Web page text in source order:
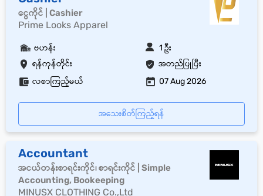
ငွေကိုင် | Cashier
Prime Looks Apparel
ရန်ကုန်တိုင်း အတည်ပြုပြီး
ဗဟန်း 1 ဦး
လစာကြည့်မယ် 07 Aug 2026
အသေးစိတ်ကြည့်ရန်
Accountant
အငယ်တန်းစာရင်းကိုင်၊ စာရင်းကိုင် | Simple
Accounting, Bookeeping
MINUSX CLOTHING Co.,Ltd